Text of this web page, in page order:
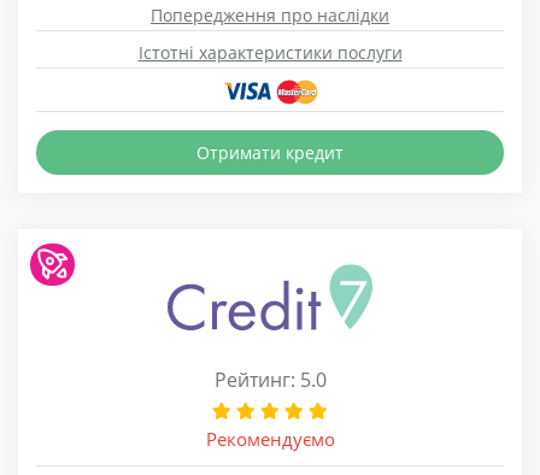
Попередження про наслідки
Істотні характеристики послуги
Отримати кредит
Рейтинг: 5.0
Рекомендуємо